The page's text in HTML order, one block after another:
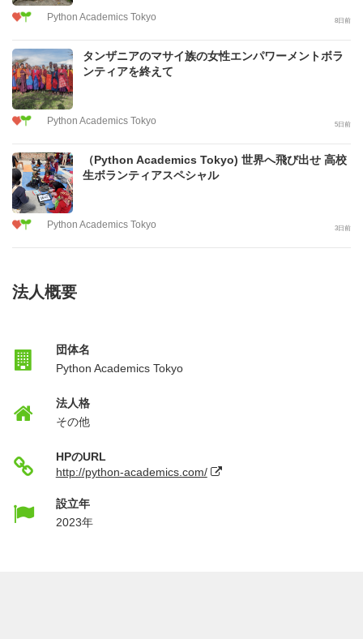
Python Academics Tokyo 8日前
タンザニアのマサイ族の女性エンパワーメントボラ
ンティアを終えて
Python Academics Tokyo 5日前
（Python Academics Tokyo) 世界へ飛び出せ 高校
生ボランティアスペシャル
Python Academics Tokyo 3日前
法人概要
団体名
Python Academics Tokyo
法人格
その他
HPのURL
http://python-academics.com/
設立年
2023年